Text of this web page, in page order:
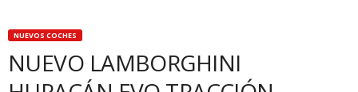
NUEVOS COCHES
NUEVO LAMBORGHINI